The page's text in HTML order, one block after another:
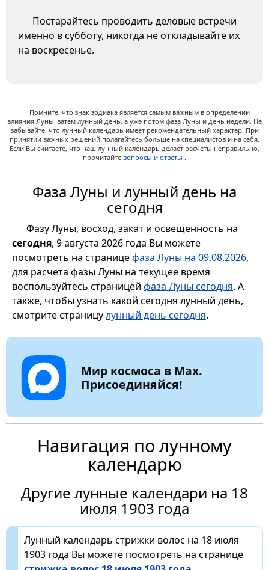
Постарайтесь проводить деловые встречи
именно в субботу, никогда не откладывайте их
на воскресенье.
Помните, что знак зодиака является самым важным в определении
влияния Луны, затем лунный день, а уже потом фаза Луны и день недели. Не
забывайте, что лунный календарь имеет рекомендательный характер. При
принятии важных решений полагайтесь больше на специалистов и на себя.
Если Вы считаете, что наш лунный календарь делает расчеты неправильно,
прочитайте вопросы и ответы .
Фаза Луны и лунный день на
сегодня
Фазу Луны, восход, закат и освещенность на
сегодня, 9 августа 2026 года Вы можете
посмотреть на страницефаза Луны на 09.08.2026,
для расчета фазы Луны на текущее время
воспользуйтесь страницей фаза Луны сегодня. А
также, чтобы узнать какой сегодня лунный день,
смотрите страницулунный день сегодня.
Мир космоса в Max.
Присоединяйся!
Навигация по лунному
календарю
Другие лунные календари на 18
июля 1903 года
Лунный календарь стрижки волос на 18 июля
1903 года Вы можете посмотреть на странице